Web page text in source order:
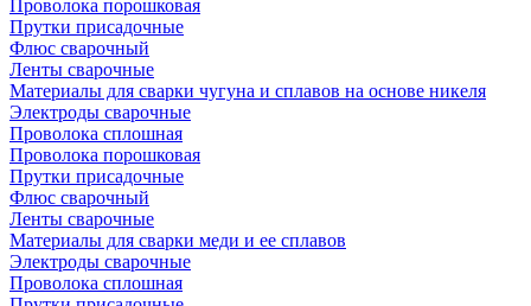
Проволока порошковая
Прутки присадочные
Флюс сварочный
Ленты сварочные
Материалы для сварки чугуна и сплавов на основе никеля
Электроды сварочные
Проволока сплошная
Проволока порошковая
Прутки присадочные
Флюс сварочный
Ленты сварочные
Материалы для сварки меди и ее сплавов
Электроды сварочные
Проволока сплошная